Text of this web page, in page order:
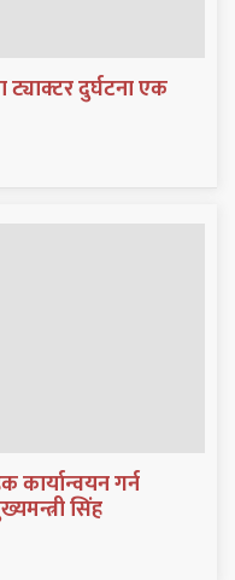
दुर्घटना एक
गर्न
सिंह